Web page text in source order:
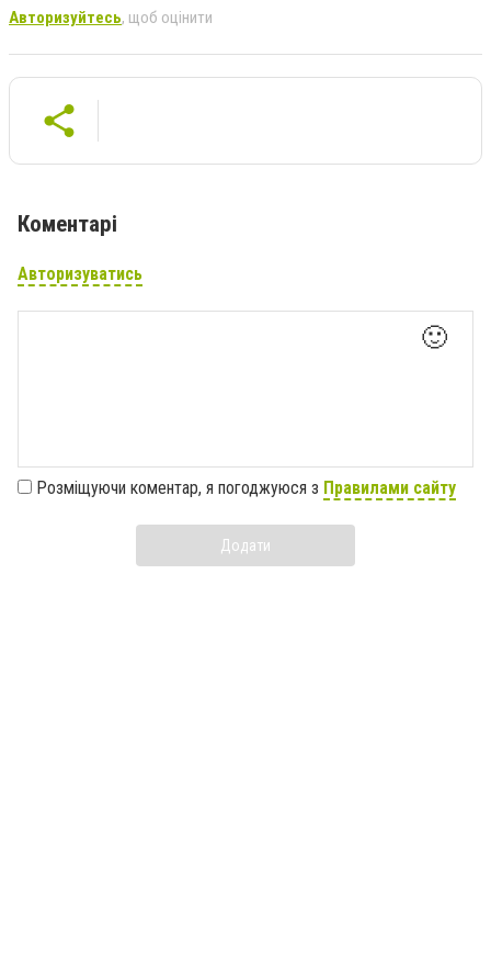
Авторизуйтесь, щоб оцінити
Коментарі
Авторизуватись
🙂
Розміщуючи коментар, я погоджуюся з Правилами сайту
Додати